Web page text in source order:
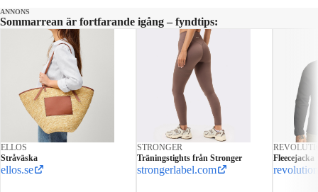
ANNONS
Sommarrean är fortfarande igång – fyndtips:
ELLOS
Stråväska
ellos.se
STRONGER
Träningstights från Stronger
strongerlabel.com
Fleecejacka